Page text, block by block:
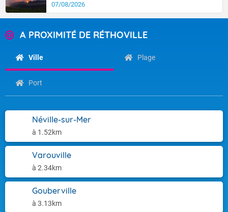
07/08/2026
A PROXIMITÉ DE RÉTHOVILLE
Ville Plage
Port
Néville-sur-Mer
à 1.52km
Varouville
à 2.34km
Gouberville
à 3.13km